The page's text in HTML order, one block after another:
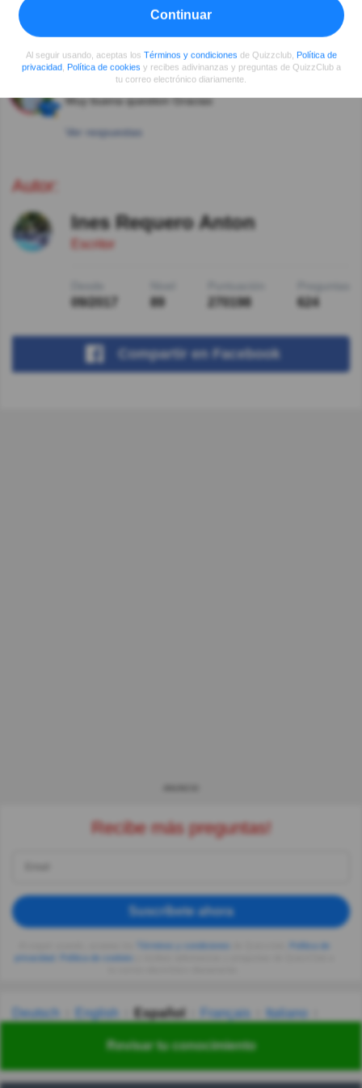
Revisar tu conocimiento
Nosotros les llamamos "vuelteros".
Ver respuestas
Hilda María Medina Medina Hace 5año(s)
Muy buena question Gracias
Ver respuestas
Autor:
Ines Requero Anton
Escritor
09/2017 89 270198 624
Compartir en Facebook
Recibe más preguntas!
Suscríbete ahora
privacidad
Deutsch English Español Français
Italiano
Українська हिन्दी 한국어 汉语
Continuar
Al seguir usando, aceptas los Términos y condiciones de Quizzclub, Política de
privacidad, Política de cookies y recibes adivinanzas y preguntas de QuizzClub a
tu correo electrónico diariamente.